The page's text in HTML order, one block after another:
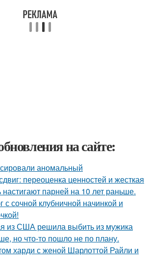
на сайте:
аномальный
переоценка ценностей и жесткая
парней на 10 лет раньше.
с сочной клубничной начинкой и
из США решила выбить из мужика
но что-то пошло не по плану.
харди с женой Шарлоттой Райли и